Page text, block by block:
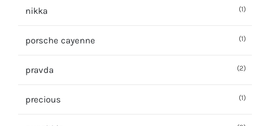
nikka (1)
porsche cayenne (1)
pravda (2)
precious (1)